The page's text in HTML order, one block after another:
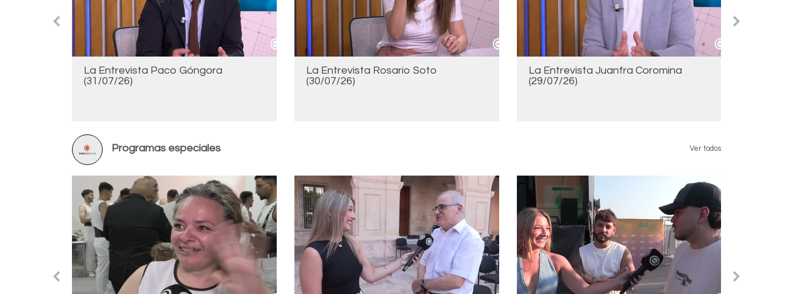
La Entrevista Paco Góngora
(31/07/26)
La Entrevista Rosario Soto
(30/07/26)
La Entrevista Juanfra Coromina
(29/07/26)
Ver todos
Programas especiales